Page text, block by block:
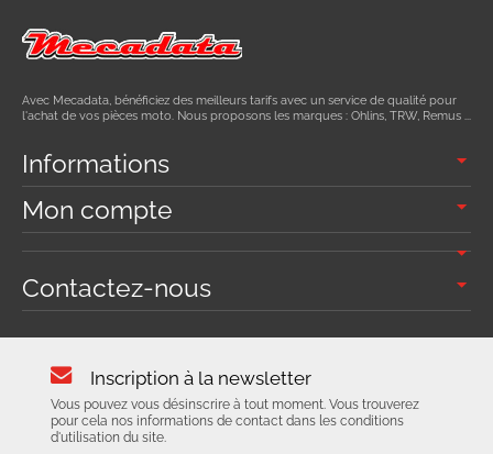
Avec Mecadata, bénéficiez des meilleurs tarifs avec un service de qualité pour
l'achat de vos pièces moto. Nous proposons les marques : Ohlins, TRW, Remus ...
Informations
Mon compte
Contactez-nous
Inscription à la newsletter
Vous pouvez vous désinscrire à tout moment. Vous trouverez
pour cela nos informations de contact dans les conditions
d'utilisation du site.